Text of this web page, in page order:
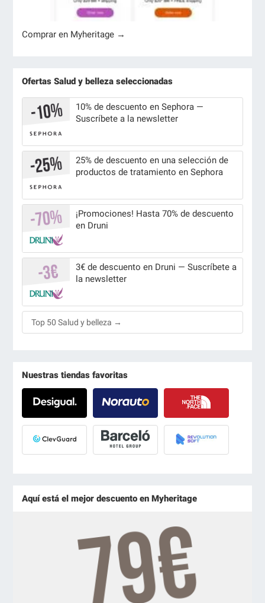
Comprar en Myheritage →
Ofertas Salud y belleza seleccionadas
10% de descuento en Sephora —
Suscríbete a la newsletter
25% de descuento en una selección de
productos de tratamiento en Sephora
¡Promociones! Hasta 70% de descuento
en Druni
3€ de descuento en Druni — Suscríbete a
la newsletter
Top 50 Salud y belleza →
Nuestras tiendas favoritas
Aquí está el mejor descuento en Myheritage